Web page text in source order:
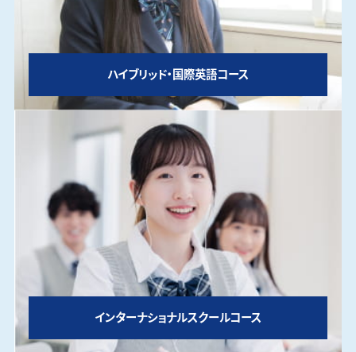
ハイブリッド・国際英語コース
インターナショナルスクールコース